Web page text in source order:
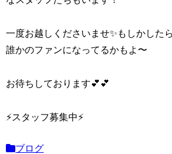
一度お越しくださいませ✨️もしかしたら
誰かのファンになってるかもよ〜
お待ちしております︎💕︎︎💕︎
⚡️スタッフ募集中⚡️
ブログ